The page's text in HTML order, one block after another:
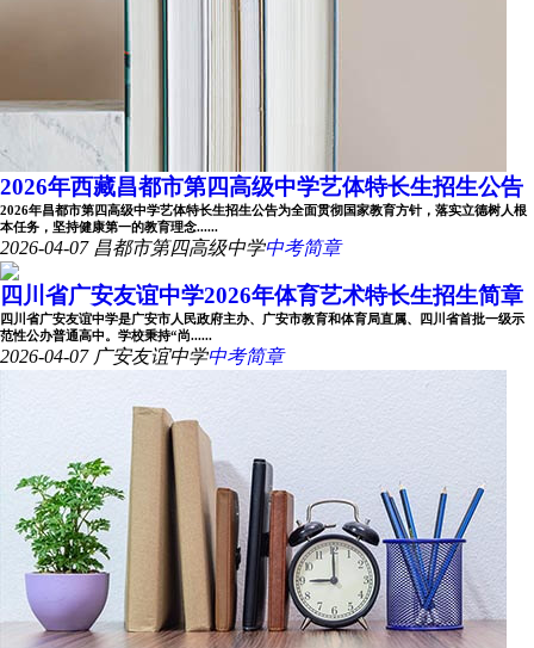
2026年西藏昌都市第四高级中学艺体特长生招生公告
2026年昌都市第四高级中学艺体特长生招生公告为全面贯彻国家教育方针，落实立德树人根
本任务，坚持健康第一的教育理念......
2026-04-07 昌都市第四高级中学中考简章
四川省广安友谊中学2026年体育艺术特长生招生简章
四川省广安友谊中学是广安市人民政府主办、广安市教育和体育局直属、四川省首批一级示
范性公办普通高中。学校秉持“尚......
2026-04-07 广安友谊中学中考简章